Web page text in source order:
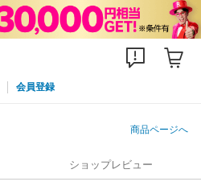
会員登録
商品ページへ
ショップレビュー